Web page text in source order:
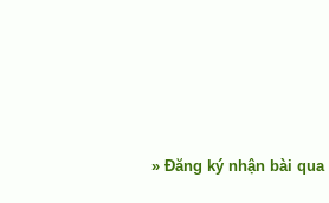
» Đăng ký nhận bài qua